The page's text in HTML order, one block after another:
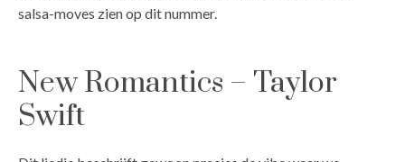
salsa-moves zien op dit nummer.
New Romantics – Taylor
Swift